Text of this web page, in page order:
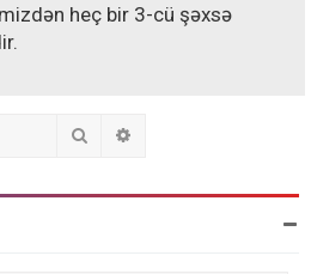
heç bir 3-cü şəxsə
Axtar